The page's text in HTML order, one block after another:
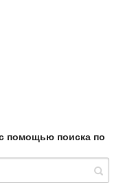
помощью поиска по